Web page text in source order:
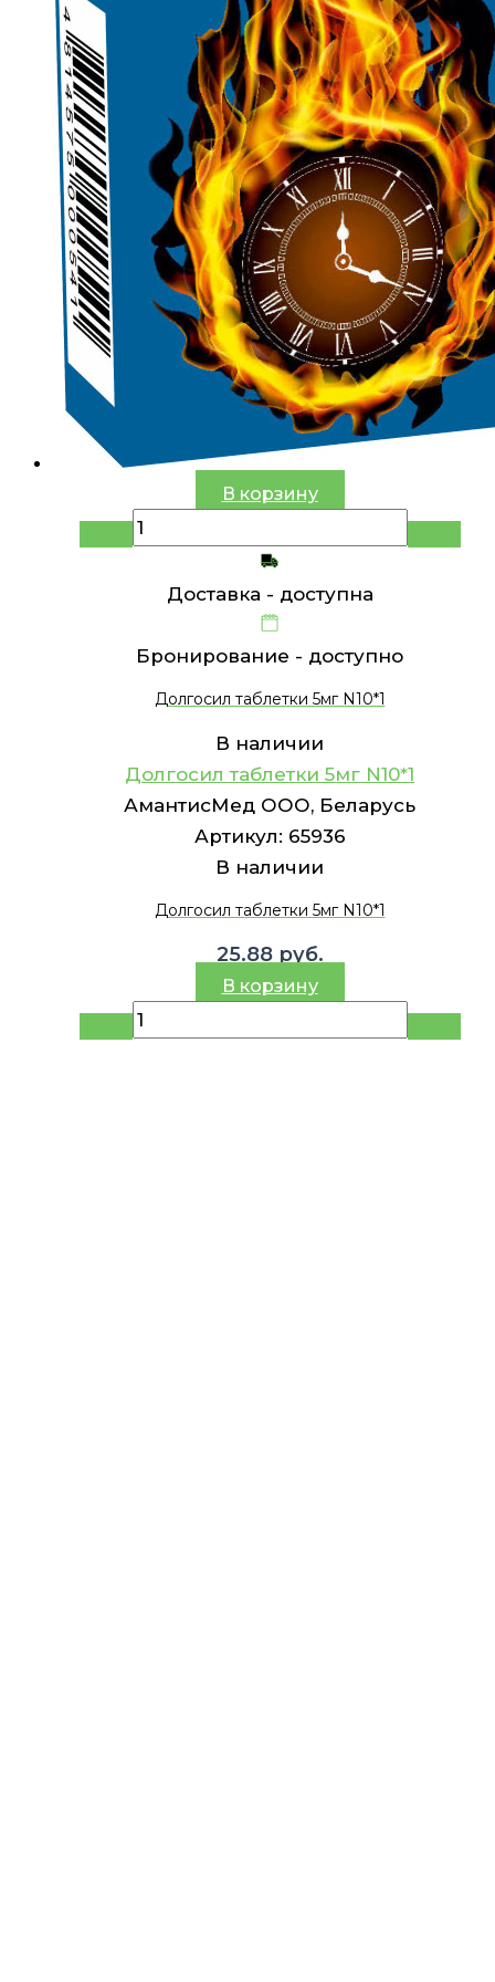
В корзину
Доставка - доступна
Бронирование - доступно
Долгосил таблетки 5мг N10*1
В наличии
Долгосил таблетки 5мг N10*1
АмантисМед ООО, Беларусь
Артикул: 65936
В наличии
Долгосил таблетки 5мг N10*1
25.88 руб.
В корзину